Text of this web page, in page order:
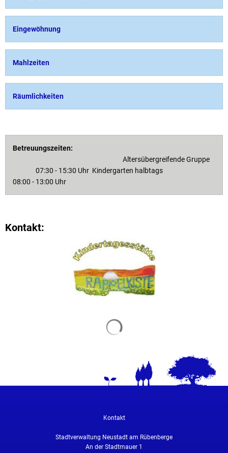
Eingewöhnung
Mahlzeiten
Räumlichkeiten
Betreuungszeiten:
Altersübergreifende Gruppe
07:30 - 15:30 Uhr Kindergarten halbtags
08:00 - 13:00 Uhr
Kontakt:
Kontakt
Stadtverwaltung Neustadt am Rübenberge
An der Stadtmauer 1